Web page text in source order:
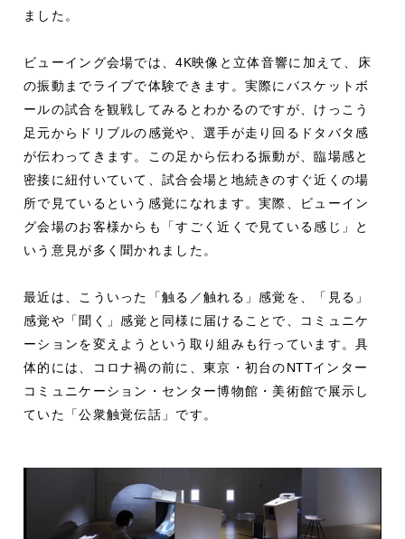
ました。
ビューイング会場では、4K映像と立体音響に加えて、床
の振動までライブで体験できます。実際にバスケットボ
ールの試合を観戦してみるとわかるのですが、けっこう
足元からドリブルの感覚や、選手が走り回るドタバタ感
が伝わってきます。この足から伝わる振動が、臨場感と
密接に紐付いていて、試合会場と地続きのすぐ近くの場
所で見ているという感覚になれます。実際、ビューイン
グ会場のお客様からも「すごく近くで見ている感じ」と
いう意見が多く聞かれました。
最近は、こういった「触る／触れる」感覚を、「見る」
感覚や「聞く」感覚と同様に届けることで、コミュニケ
ーションを変えようという取り組みも行っています。具
体的には、コロナ禍の前に、東京・初台のNTTインター
コミュニケーション・センター博物館・美術館で展示し
ていた「公衆触覚伝話」です。